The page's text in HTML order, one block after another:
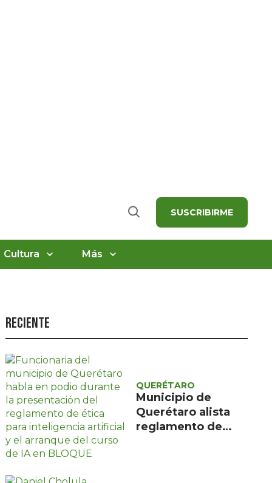
Buscar SUSCRIBIRME
Cultura Más
Política
Turismo
Asuntos Sociales
Estilo de vida
Opinión
Reciente
QUERÉTARO
Municipio de
Querétaro alista
reglamento de